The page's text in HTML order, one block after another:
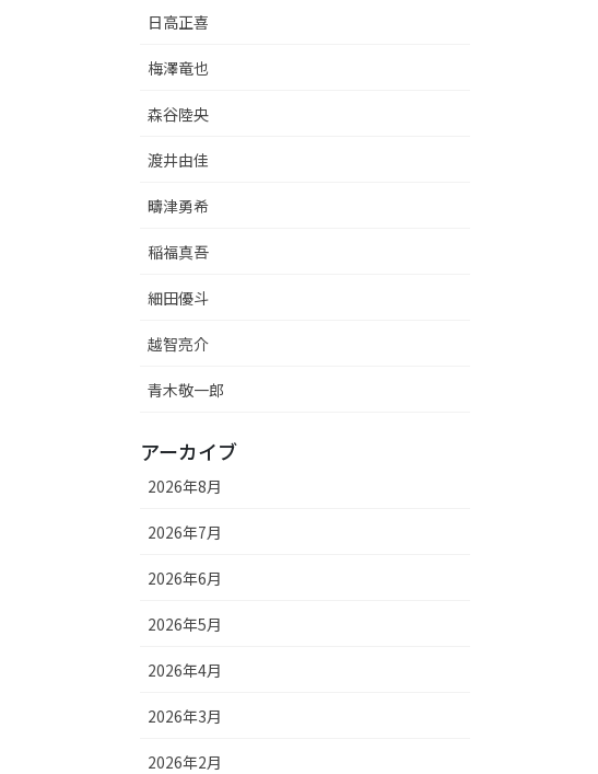
日高正喜
梅澤竜也
森谷陸央
渡井由佳
疇津勇希
稲福真吾
細田優斗
越智亮介
青木敬一郎
アーカイブ
2026年8月
2026年7月
2026年6月
2026年5月
2026年4月
2026年3月
2026年2月